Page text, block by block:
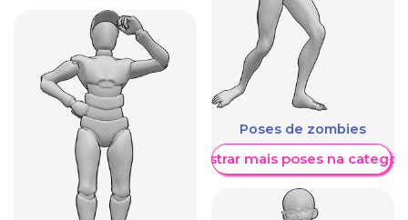
Poses de zombies
Mostrar mais poses na